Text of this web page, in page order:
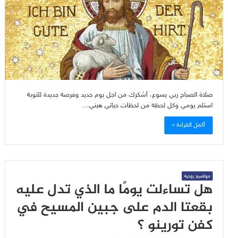
صلاة الصباح ربي يسوع، أشكرك من اجل يوم جديد وفرصة جديدة للتوبة
استلم يومي وكل لحظة من لحظات حياتي هبني…
أكمل القراءة »
مواضيع روحية
هل تساءلت يومًا ما الذي تدل عليه
بقعتا الدم على جبين المسيح في
كفن تورينو ؟